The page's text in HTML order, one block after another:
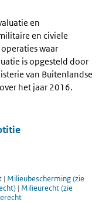
en
en civiele
waar
is opgesteld door
van Buitenlandse
het jaar 2016.
| Milieubescherming (zie
| Milieurecht (zie